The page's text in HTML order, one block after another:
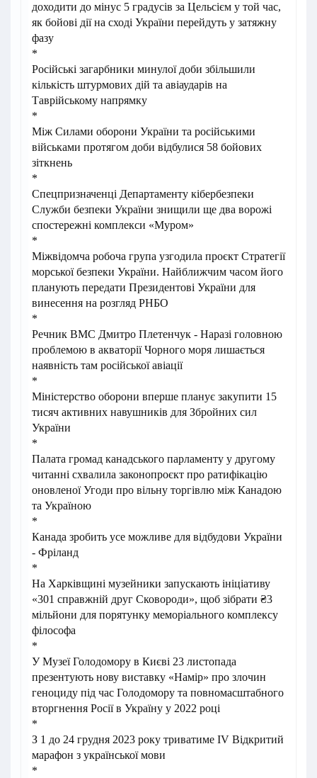
доходити до мінус 5 градусів за Цельсієм у той час,
як бойові дії на сході України перейдуть у затяжну
фазу
*
Російські загарбники минулої доби збільшили
кількість штурмових дій та авіаударів на
Таврійському напрямку
*
Між Силами оборони України та російськими
військами протягом доби відбулися 58 бойових
зіткнень
*
Спецпризначенці Департаменту кібербезпеки
Служби безпеки України знищили ще два ворожі
спостережні комплекси «Муром»
*
Міжвідомча робоча група узгодила проєкт Стратегії
морської безпеки України. Найближчим часом його
планують передати Президентові України для
винесення на розгляд РНБО
*
Речник ВМС Дмитро Плетенчук - Наразі головною
проблемою в акваторії Чорного моря лишається
наявність там російської авіації
*
Міністерство оборони вперше планує закупити 15
тисяч активних навушників для Збройних сил
України
*
Палата громад канадського парламенту у другому
читанні схвалила законопроєкт про ратифікацію
оновленої Угоди про вільну торгівлю між Канадою
та Україною
*
Канада зробить усе можливе для відбудови України
- Фріланд
*
На Харківщині музейники запускають ініціативу
«301 справжній друг Сковороди», щоб зібрати ₴3
мільйони для порятунку меморіального комплексу
філософа
*
У Музеї Голодомору в Києві 23 листопада
презентують нову виставку «Намір» про злочин
геноциду під час Голодомору та повномасштабного
вторгнення Росії в Україну у 2022 році
*
З 1 до 24 грудня 2023 року триватиме IV Відкритий
марафон з української мови
*